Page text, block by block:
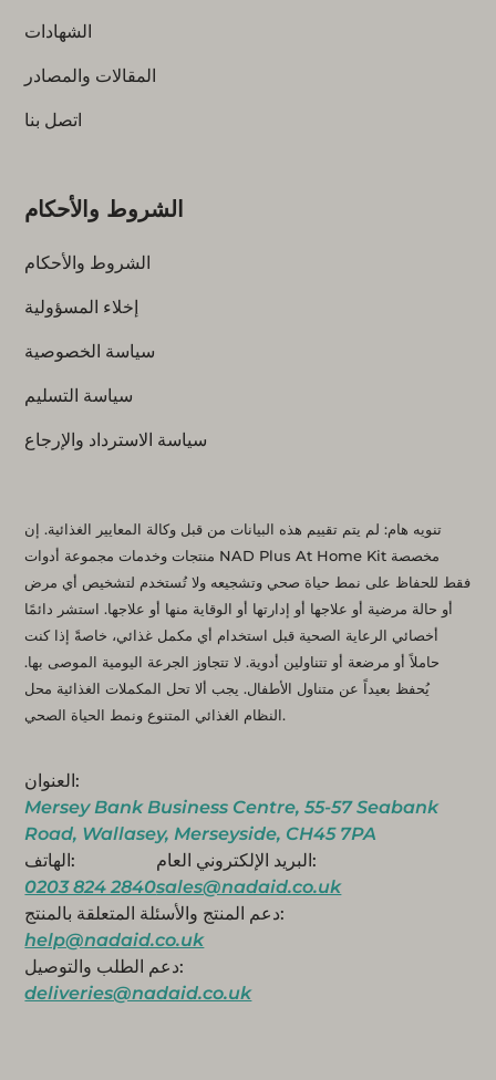
تنويه هام: لم يتم تقييم هذه البيانات من قبل وكالة المعايير الغذائية. إن
منتجات وخدمات مجموعة أدوات NAD Plus At Home Kit مخصصة
فقط للحفاظ على نمط حياة صحي وتشجيعه ولا تُستخدم لتشخيص أي مرض
أو حالة مرضية أو علاجها أو إدارتها أو الوقاية منها أو علاجها. استشر دائمًا
أخصائي الرعاية الصحية قبل استخدام أي مكمل غذائي، خاصةً إذا كنت
حاملاً أو مرضعة أو تتناولين أدوية. لا تتجاوز الجرعة اليومية الموصى بها.
يُحفظ بعيداً عن متناول الأطفال. يجب ألا تحل المكملات الغذائية محل
النظام الغذائي المتنوع ونمط الحياة الصحي.
العنوان:
Mersey Bank Business Centre, 55-57 Seabank
Road, Wallasey, Merseyside, CH45 7PA
الهاتف:
0203 824 2840
البريد الإلكتروني العام:
sales@nadaid.co.uk
دعم المنتج والأسئلة المتعلقة بالمنتج:
help@nadaid.co.uk
دعم الطلب والتوصيل:
deliveries@nadaid.co.uk
الشهادات
المقالات والمصادر
اتصل بنا
الشروط والأحكام
الشروط والأحكام
إخلاء المسؤولية
سياسة الخصوصية
سياسة التسليم
سياسة الاسترداد والإرجاع